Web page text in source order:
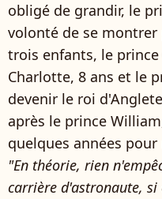
obligé de grandir, le
volonté de se montrer
trois enfants, le prince
Charlotte, 8 ans et le
devenir le roi
après le prince
quelques années
"En théorie, rien
carrière d'astronaute, si